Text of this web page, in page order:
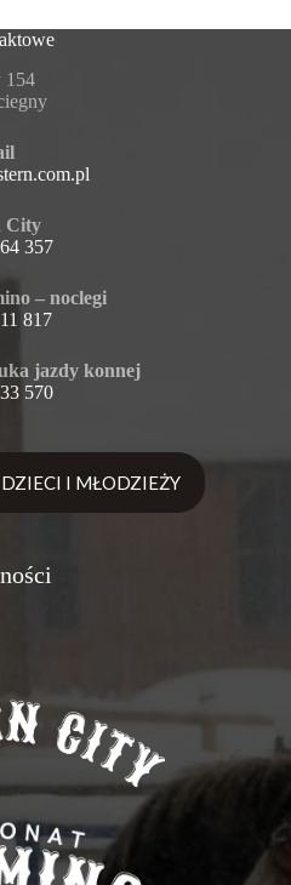
154
City
357
– noclegi
817
jazdy konnej
570
I MŁODZIEŻY